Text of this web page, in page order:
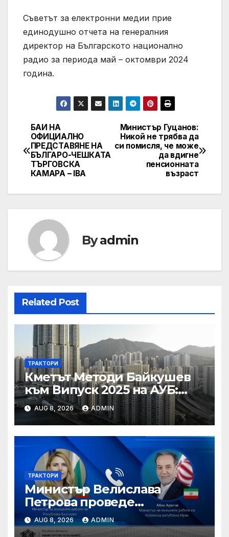
Съветът за електронни медии прие
единодушно отчета на генералния
директор на Българското национално
радио за периода май – октомври 2024
година.
Post
navigation
Министър Гуцанов:
Никой не трябва да
си помисля, че може
да вдигне
пенсионната
възраст
БАИ НА
ОФИЦИАЛНО
ПРЕДСТАВЯНЕ НА
БЪЛГАРО-ЧЕШКАТА
ТЪРГОВСКА
КАМАРА – IBA
Byadmin
Related Post
ТРАКТОРИ
Кметът Методи Байкушев
към Випуск 2025 на АУБ:
“Помнете Благоевград и се
връщайте тук!”
AUG 8, 2026 ADMIN
ТРАКТОРИ
Министър Велислава
Петрова проведе
телефонен разговор с
министъра на външните
AUG 8, 2026 ADMIN